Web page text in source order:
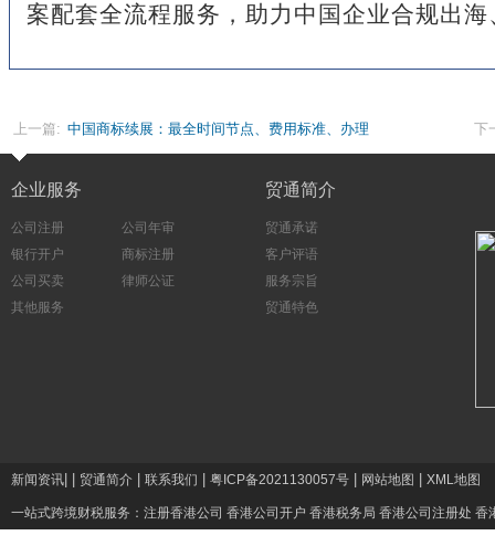
案配套全流程服务，助力中国企业合规出
上一篇: 中国商标续展：最全时间节点、费用标准、办理
指南及避坑要点
下
企业服务
公司注册
公司年审
银行开户
商标注册
公司买卖
律师公证
其他服务
贸通简介
贸通承诺
客户评语
服务宗旨
贸通特色
新闻资讯 贸通简介 联系我们 粤ICP备2021130057号 网站地图 XML地图
一站式跨境财税服务： 注册香港公司 香港公司开户 香港税务局 香港公司注册处 香